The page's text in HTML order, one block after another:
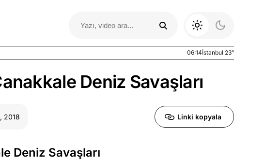
06:14İstanbul 23°
Deniz Savaşları
2018 Linki kopyala
Deniz Savaşları